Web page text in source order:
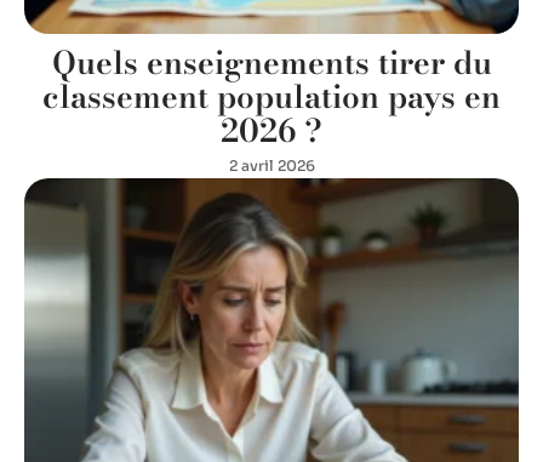
Quels enseignements tirer du
classement population pays en
2026 ?
2 avril 2026